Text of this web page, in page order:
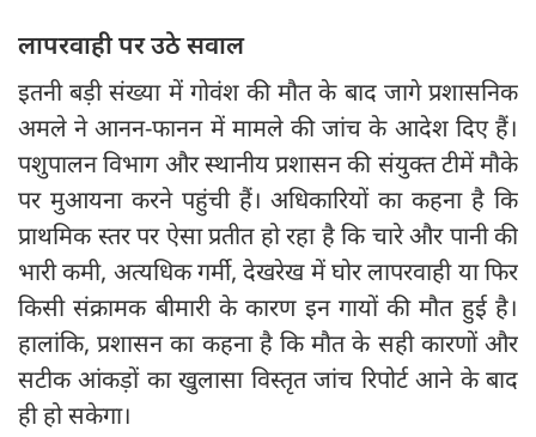
लापरवाही पर उठे सवाल
इतनी बड़ी संख्या में गोवंश की मौत के बाद जागे प्रशासनिक
अमले ने आनन-फानन में मामले की जांच के आदेश दिए हैं।
पशुपालन विभाग और स्थानीय प्रशासन की संयुक्त टीमें मौके
पर मुआयना करने पहुंची हैं। अधिकारियों का कहना है कि
प्राथमिक स्तर पर ऐसा प्रतीत हो रहा है कि चारे और पानी की
भारी कमी, अत्यधिक गर्मी, देखरेख में घोर लापरवाही या फिर
किसी संक्रामक बीमारी के कारण इन गायों की मौत हुई है।
हालांकि, प्रशासन का कहना है कि मौत के सही कारणों और
सटीक आंकड़ों का खुलासा विस्तृत जांच रिपोर्ट आने के बाद
ही हो सकेगा।